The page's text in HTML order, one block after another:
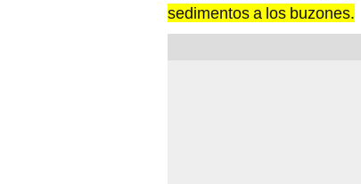
sedimentos a los buzones.